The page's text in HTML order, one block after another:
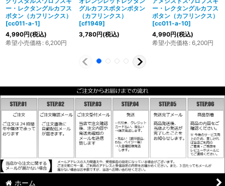
ー・レクタングルカフス
ボタン（カフリンクス）
[cc011-a-1]
4,990円(税込)
希望小売価格: 6,200円
グルカフスボタンボタン
（カフリンクス）
[cf1949]
3,780円(税込)
ー・レクタングルカフス
ボタン（カフリンクス）
[cc011-a-10]
4,990円(税込)
希望小売価格: 6,200円
ホーム